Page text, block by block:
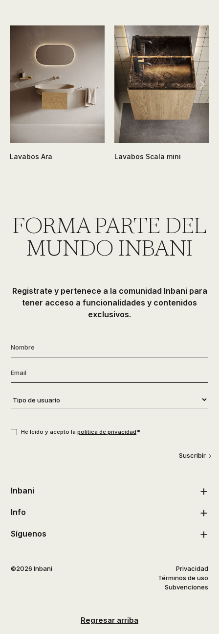
Lavabos Ara Lavabos Scala mini
FORMA PARTE DEL
MUNDO INBANI
Registrate y pertenece a la comunidad Inbani para
tener acceso a funcionalidades y contenidos
exclusivos.
Nombre
Email
Tipo
de
He leído y acepto la política de privacidad*
Suscribir
Inbani
Info
Síguenos
©2026 Inbani
Privacidad
Términos de uso
Subvenciones
Regresar arriba